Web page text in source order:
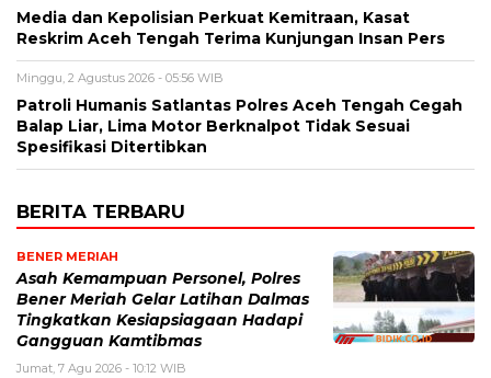
Media dan Kepolisian Perkuat Kemitraan, Kasat
Reskrim Aceh Tengah Terima Kunjungan Insan Pers
Minggu, 2 Agustus 2026 - 05:56 WIB
Patroli Humanis Satlantas Polres Aceh Tengah Cegah
Balap Liar, Lima Motor Berknalpot Tidak Sesuai
Spesifikasi Ditertibkan
BERITA TERBARU
BENER MERIAH
Asah Kemampuan Personel, Polres
Bener Meriah Gelar Latihan Dalmas
Tingkatkan Kesiapsiagaan Hadapi
Gangguan Kamtibmas
Jumat, 7 Agu 2026 - 10:12 WIB